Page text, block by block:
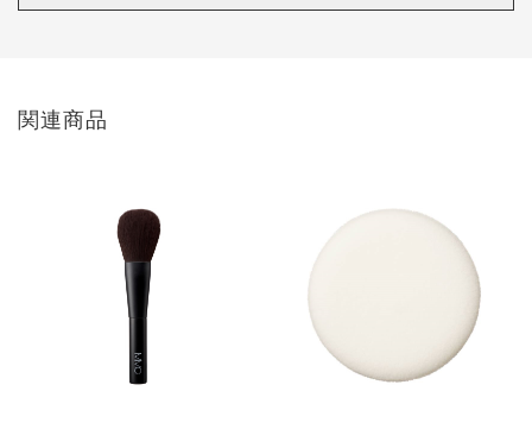
探していました。
も化粧くずれがほとんどないです。何より使用感が良い。もっと早
く買えば良かったです。
ひとつもったいないのは、ケースにパフをのせるフィルムがないの
が残念です。他の商品のフィルムを代用して使ってます。なので星
1人中、1人の方が、このレビューは参考になったと投票しています。
関連商品